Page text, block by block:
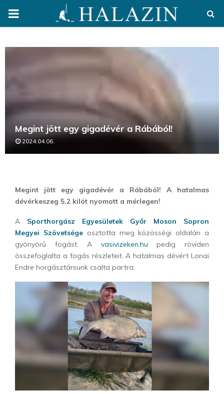
PRIMARY
Megint jött egy gigadévér a Rábából!
2024.04.06.
Megint jött egy gigadévér a Rábából! A hatalmas
dévérkeszeg 5,2 kilót nyomott a mérlegen!
A Sporthorgász Egyesületek Győr Moson Sopron
Megyei Szövetségeosztotta meg közösségi oldalán a
gyönyörű fogást. A vasivizeken.hu pedig röviden
összefoglalta a fogás részleteit. A hatalmas dévért Lonai
Endre horgásztársunk csalta partra.